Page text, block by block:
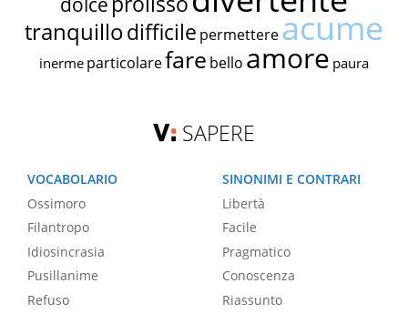
tranquillodifficile permettereacume
inerme particolarefare bello amore paura
SAPERE
VOCABOLARIO
Ossimoro
Filantropo
Idiosincrasia
Pusillanime
Refuso
SINONIMI E CONTRARI
Libertà
Facile
Pragmatico
Conoscenza
Riassunto